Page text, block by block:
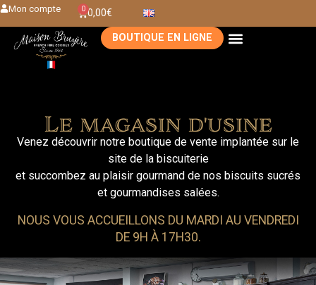
Mon compte 0,00€
0
BOUTIQUE EN LIGNE
Le magasin d'usine
Venez découvrir notre boutique de vente implantée sur le
site de la biscuiterie
et succombez au plaisir gourmand de nos biscuits sucrés
et gourmandises salées.
NOUS VOUS ACCUEILLONS DU MARDI AU VENDREDI
DE 9H À 17H30.